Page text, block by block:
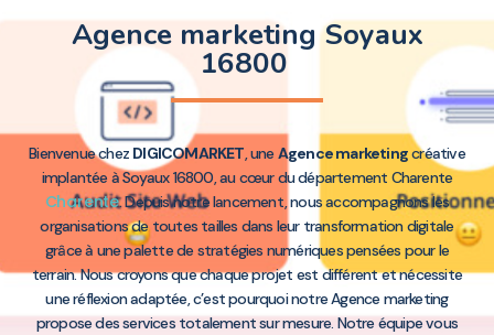
Agence marketing Soyaux
16800
Bienvenue chez DIGICOMARKET , une Agence marketingcréative
implantée à Soyaux 16800, au cœur du département Charente
Charente. Depuis notre lancement, nous accompagnons les
organisations de toutes tailles dans leur transformation digitale
grâce à une palette de stratégies numériques pensées pour le
terrain. Nous croyons que chaque projet est différent et nécessite
une réflexion adaptée, c’est pourquoi notre Agence marketing
propose des services totalement sur mesure. Notre équipe vous